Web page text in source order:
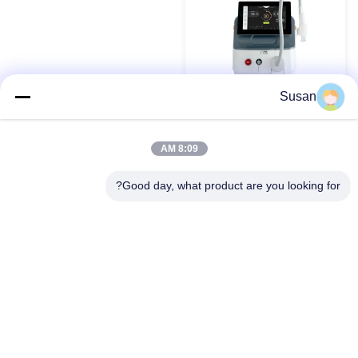
احصل على أفضل سعر
Susan
8:09 AM
Good day, what product are you looking for?